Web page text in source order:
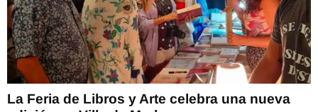
La Feria de Libros y Arte celebra una nueva